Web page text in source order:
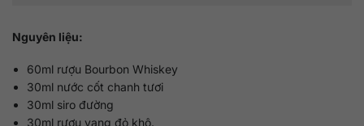
Nguyên liệu:
60ml rượu Bourbon Whiskey
30ml nước cốt chanh tươi
30ml siro đường
30ml rượu vang đỏ khô.